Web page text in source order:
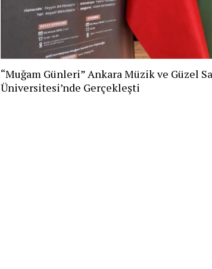
“Muğam Günleri” Ankara Müzik ve Güzel
Üniversitesi’nde Gerçekleşti